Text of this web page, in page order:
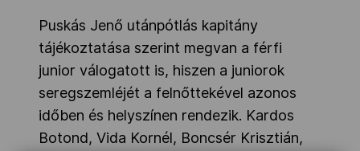
Puskás Jenő utánpótlás kapitány
tájékoztatása szerint megvan a férfi
junior válogatott is, hiszen a juniorok
seregszemléjét a felnőttekével azonos
időben és helyszínen rendezik. Kardos
Botond, Vida Kornél, Boncsér Krisztián,